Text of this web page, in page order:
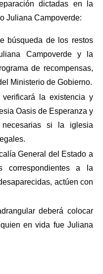
dictadas en la
Juliana Campoverde:
búsqueda de los restos
Campoverde y la
de recompensas,
Ministerio de Gobierno.
la existencia y
Oasis de Esperanza y
si la iglesia
General del Estado a
a la
actúen con
deberá colocar
en vida fue Juliana